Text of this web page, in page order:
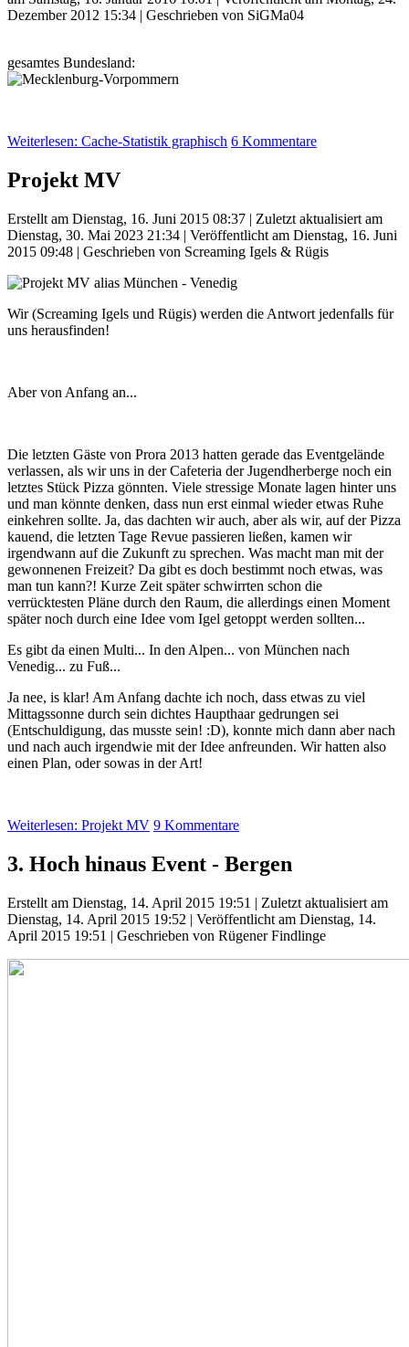
Dezember 2012 15:34 | Geschrieben von SiGMa04
gesamtes Bundesland:
Weiterlesen: Cache-Statistik graphisch 6 Kommentare
Projekt MV
Erstellt am Dienstag, 16. Juni 2015 08:37 | Zuletzt aktualisiert am
Dienstag, 30. Mai 2023 21:34 | Veröffentlicht am Dienstag, 16. Juni
2015 09:48 | Geschrieben von Screaming Igels & Rügis
Wir (Screaming Igels und Rügis) werden die Antwort jedenfalls für
uns herausfinden!
Aber von Anfang an...
Die letzten Gäste von Prora 2013 hatten gerade das Eventgelände
verlassen, als wir uns in der Cafeteria der Jugendherberge noch ein
letztes Stück Pizza gönnten. Viele stressige Monate lagen hinter uns
und man könnte denken, dass nun erst einmal wieder etwas Ruhe
einkehren sollte. Ja, das dachten wir auch, aber als wir, auf der Pizza
kauend, die letzten Tage Revue passieren ließen, kamen wir
irgendwann auf die Zukunft zu sprechen. Was macht man mit der
gewonnenen Freizeit? Da gibt es doch bestimmt noch etwas, was
man tun kann?! Kurze Zeit später schwirrten schon die
verrücktesten Pläne durch den Raum, die allerdings einen Moment
später noch durch eine Idee vom Igel getoppt werden sollten...
Es gibt da einen Multi... In den Alpen... von München nach
Venedig... zu Fuß...
Ja nee, is klar! Am Anfang dachte ich noch, dass etwas zu viel
Mittagssonne durch sein dichtes Haupthaar gedrungen sei
(Entschuldigung, das musste sein! :D), konnte mich dann aber nach
und nach auch irgendwie mit der Idee anfreunden. Wir hatten also
einen Plan, oder sowas in der Art!
Weiterlesen: Projekt MV 9 Kommentare
3. Hoch hinaus Event - Bergen
Erstellt am Dienstag, 14. April 2015 19:51 | Zuletzt aktualisiert am
Dienstag, 14. April 2015 19:52 | Veröffentlicht am Dienstag, 14.
April 2015 19:51 | Geschrieben von Rügener Findlinge